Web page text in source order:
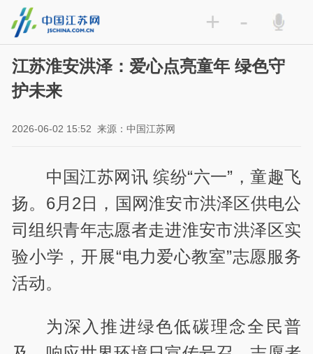
+ -
江苏淮安洪泽：爱心点亮童年 绿色守
护未来
2026-06-02 15:52 来源：中国江苏网
中国江苏网讯 缤纷“六一” ，童趣飞
扬。 6月2日， 国网淮安市洪泽区供电公
司组织青年志愿者走进淮安市洪泽区实
验小学，开展“电力爱心教室”志愿服务
活动。
为深入推进绿色低碳理念全民普